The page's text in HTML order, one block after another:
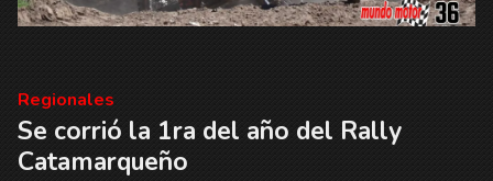
Se corrió la 1ra del año del Rally
Catamarqueño
Regionales